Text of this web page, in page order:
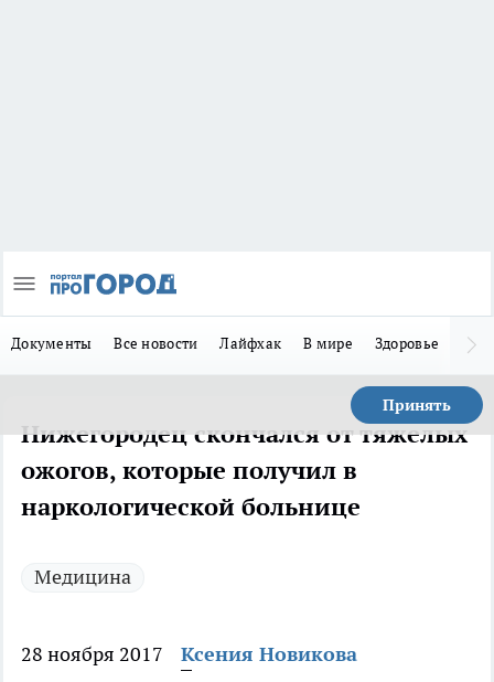
Документы Все новости Лайфхак В мире Здоровье
Принять
Нижегородец скончался от тяжелых
ожогов, которые получил в
наркологической больнице
Медицина
28 ноября 2017
Ксения Новикова